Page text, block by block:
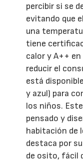
percibir si se
evitando que
una
tiene
calor y A++
reducir el
está
y azul) para
los niños.
pensado y
habitación de
destaca por
de osito, fácil